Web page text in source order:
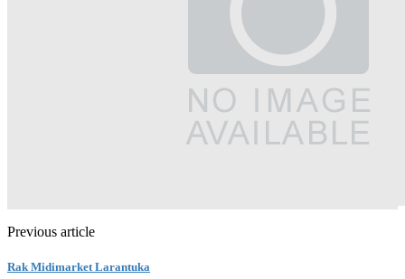
Previous article
Rak Midimarket Larantuka